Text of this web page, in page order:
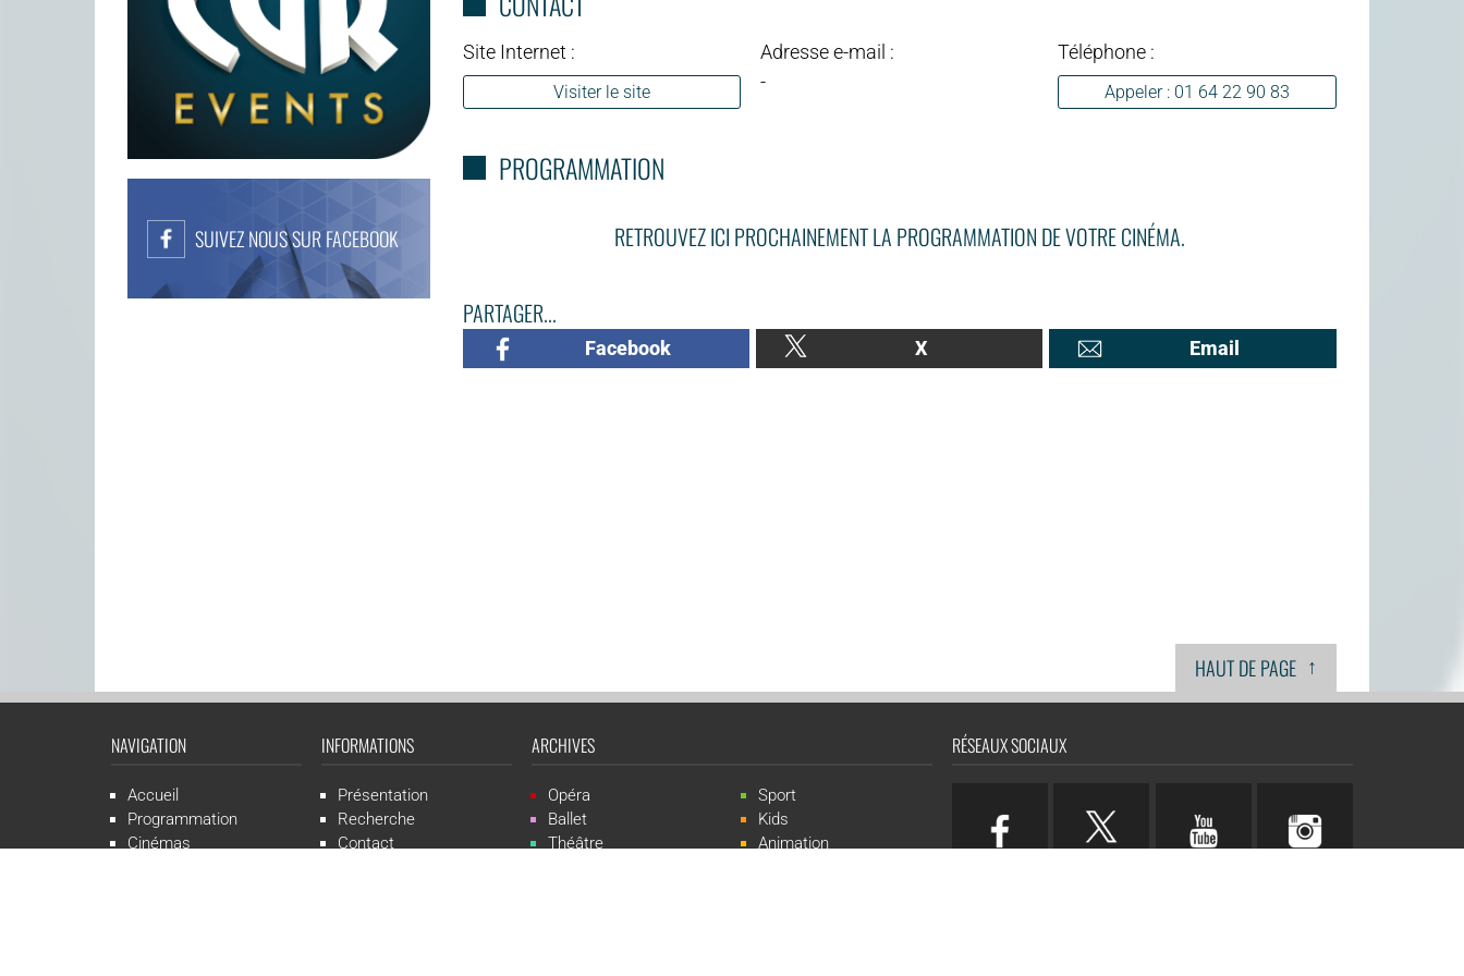
SUIVEZ NOUS SUR FACEBOOK
Site Internet :
Visiter le site
Adresse e-mail :
-
Téléphone :
Appeler : 01 64 22 90 83
PROGRAMMATION
RETROUVEZ ICI PROCHAINEMENT LA PROGRAMMATION DE VOTRE CINÉMA.
PARTAGER...
Facebook X Email
HAUT DE PAGE ↑
NAVIGATION
Accueil
Programmation
Cinémas
INFORMATIONS
Présentation
Recherche
Contact
ARCHIVES
Opéra
Ballet
Théâtre
Sport
Kids
Animation
RÉSEAUX SOCIAUX